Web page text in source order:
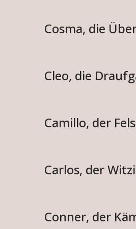
Cosma, die
Cleo, die
Camillo, der
Carlos, der
Conner, der